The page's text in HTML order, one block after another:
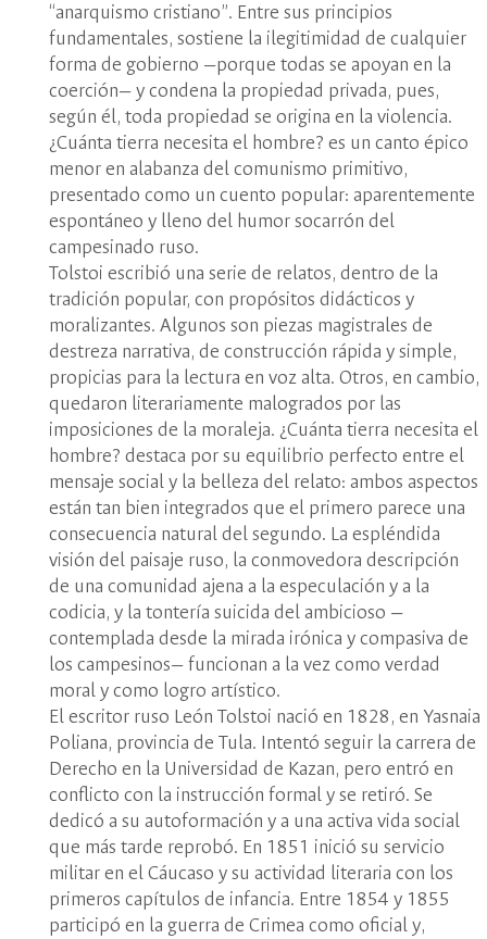
“anarquismo cristiano”. Entre sus principios
fundamentales, sostiene la ilegitimidad de cualquier
forma de gobierno —porque todas se apoyan en la
coerción— y condena la propiedad privada, pues,
según él, toda propiedad se origina en la violencia.
¿Cuánta tierra necesita el hombre? es un canto épico
menor en alabanza del comunismo primitivo,
presentado como un cuento popular: aparentemente
espontáneo y lleno del humor socarrón del
campesinado ruso.
Tolstoi escribió una serie de relatos, dentro de la
tradición popular, con propósitos didácticos y
moralizantes. Algunos son piezas magistrales de
destreza narrativa, de construcción rápida y simple,
propicias para la lectura en voz alta. Otros, en cambio,
quedaron literariamente malogrados por las
imposiciones de la moraleja. ¿Cuánta tierra necesita el
hombre? destaca por su equilibrio perfecto entre el
mensaje social y la belleza del relato: ambos aspectos
están tan bien integrados que el primero parece una
consecuencia natural del segundo. La espléndida
visión del paisaje ruso, la conmovedora descripción
de una comunidad ajena a la especulación y a la
codicia, y la tontería suicida del ambicioso —
contemplada desde la mirada irónica y compasiva de
los campesinos— funcionan a la vez como verdad
moral y como logro artístico.
El escritor ruso León Tolstoi nació en 1828, en Yasnaia
Poliana, provincia de Tula. Intentó seguir la carrera de
Derecho en la Universidad de Kazan, pero entró en
conflicto con la instrucción formal y se retiró. Se
dedicó a su autoformación y a una activa vida social
que más tarde reprobó. En 1851 inició su servicio
militar en el Cáucaso y su actividad literaria con los
primeros capítulos de infancia. Entre 1854 y 1855
participó en la guerra de Crimea como oficial y,